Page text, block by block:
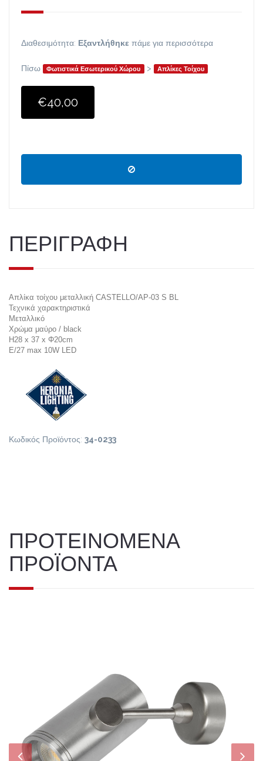
Διαθεσιμότητα: Εξαντλήθηκε πάμε για περισσότερα
Πίσω Φωτιστικά Εσωτερικού Χώρου > Απλίκες Τοίχου
€40,00
ΠΕΡΙΓΡΑΦΗ
Απλίκα τοίχου μεταλλική CASTELLO/AP-03 S BL
Τεχνικά χαρακτηριστικά
Μεταλλικό
Χρώμα μαύρο / black
H28 x 37 x Φ20cm
E/27 max 10W LED
Κωδικός Προϊόντος: 34-0233
ΠΡΟΤΕΙΝΟΜΕΝΑ
ΠΡΟΪΟΝΤΑ